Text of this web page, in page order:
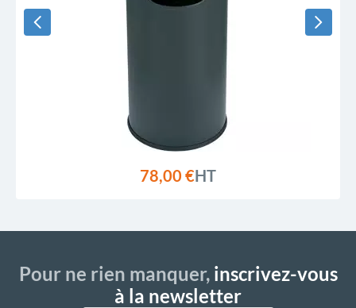
78,00 €HT
Pour ne rien manquer,inscrivez-vous
à la newsletter